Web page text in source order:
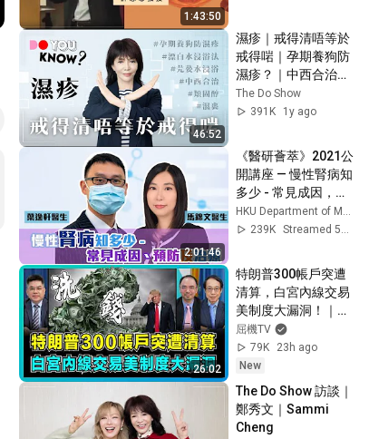
1:43:50
46:52
濕疹｜戒得清唔等於
戒得啱｜孕期養狗防
濕疹？｜中西合治？
｜濕裹療法？｜
#DoYouKnow｜#4K
The Do Show
391K
1y ago
2:01:46
《醫研薈萃》2021公
開講座 — 慢性腎病知
多少 - 常見成因，預
防及治療
239K
26:02
特朗普300帳戶突遭
清算，白宮內線交易
美制度大漏洞！｜美
金融巨頭聯手切割，
一年暴賺22億美元，
一場合法的全球巨額
圈錢案？【藍莓會客
室 EP20】
屈機TV
79K
23h ago
New
The Do Show 訪談｜
鄭秀文｜Sammi
Cheng